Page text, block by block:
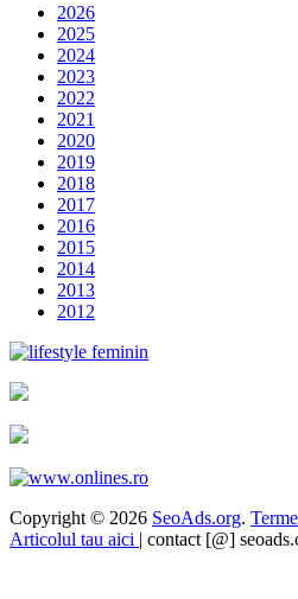
2026
2025
2024
2023
2022
2021
2020
2019
2018
2017
2016
2015
2014
2013
2012
Copyright © 2026 SeoAds.org.
Articolul tau aici | contact [@]